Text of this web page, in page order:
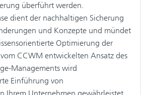
überführt werden.
dient der nachhaltigen Sicherung
und Konzepte und mündet
Optimierung der
CCWM entwickelten Ansatz des
Managements wird
Einführung von